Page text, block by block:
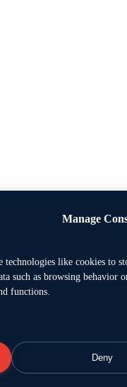
Manage
technologies like cookies to
such as browsing
functions.
Deny